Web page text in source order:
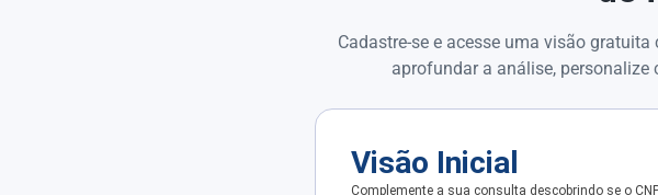
Cadastre-se e acesse uma visão
aprofundar a análise,
Visão Inicial
Complemente a sua consulta descobrindo se o